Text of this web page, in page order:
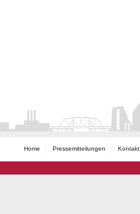
Home Pressemitteilungen Kontakt